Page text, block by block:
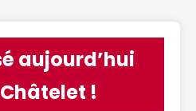
aujourd’hui
!